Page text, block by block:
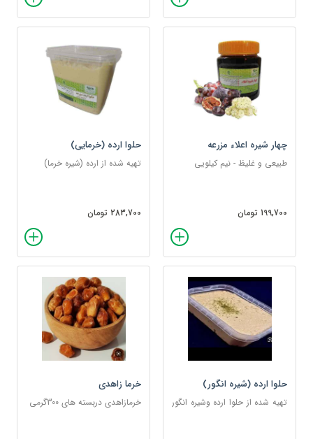
چهار شیره اعلاء مزرعه
طبیعی و غلیظ - نیم کیلویی
199,700 تومان
حلوا ارده (خرمایی)
تهیه شده از ارده (شیره خرما)
283,700 تومان
حلوا ارده (شیره انگور)
تهیه شده از حلوا ارده وشیره انگور
خرما زاهدی
خرمازاهدی دربسته های 300گرمی